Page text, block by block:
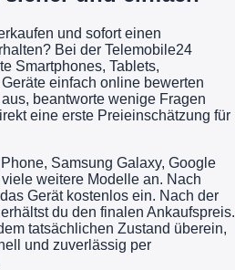
und sofort einen
Bei der Telemobile24
Smartphones, Tablets,
einfach online bewerten
beantworte wenige Fragen
eine erste Preieinschätzung für
Samsung Galaxy, Google
weitere Modelle an. Nach
Gerät kostenlos ein. Nach der
du den finalen Ankaufspreis.
tatsächlichen Zustand überein,
und zuverlässig per